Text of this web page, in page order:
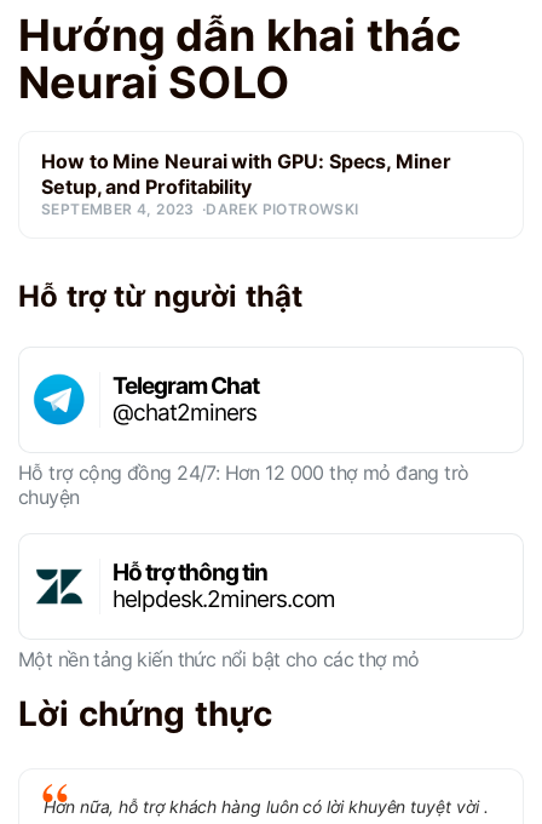
Hướng dẫn khai thác
Neurai SOLO
How to Mine Neurai with GPU: Specs, Miner
Setup, and Profitability
SEPTEMBER 4, 2023 DAREK PIOTROWSKI
Hỗ trợ từ người thật
Telegram Chat
@chat2miners
Hỗ trợ cộng đồng 24/7: Hơn 12 000 thợ mỏ đang trò
chuyện
Hỗ trợ thông tin
helpdesk.2miners.com
Một nền tảng kiến ​​thức nổi bật cho các thợ mỏ
Lời chứng thực
Hơn nữa, hỗ trợ khách hàng luôn có lời khuyên tuyệt vời .